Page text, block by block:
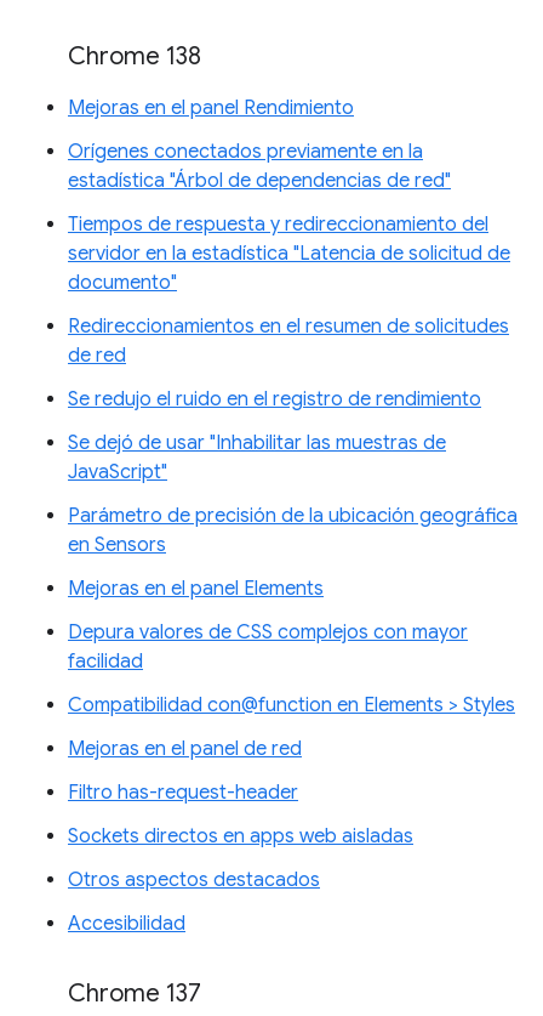
Chrome 138
Mejoras en el panel Rendimiento
Orígenes conectados previamente en la
estadística "Árbol de dependencias de red"
Tiempos de respuesta y redireccionamiento del
servidor en la estadística "Latencia de solicitud de
documento"
Redireccionamientos en el resumen de solicitudes
de red
Se redujo el ruido en el registro de rendimiento
Se dejó de usar "Inhabilitar las muestras de
JavaScript"
Parámetro de precisión de la ubicación geográfica
en Sensors
Mejoras en el panel Elements
Depura valores de CSS complejos con mayor
facilidad
Compatibilidad con@function en Elements > Styles
Mejoras en el panel de red
Filtro has-request-header
Sockets directos en apps web aisladas
Otros aspectos destacados
Accesibilidad
Chrome 137